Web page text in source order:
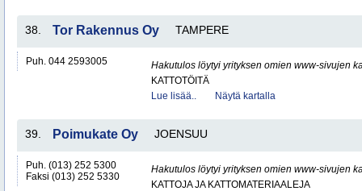
38. Tor Rakennus Oy TAMPERE
Puh. 044 2593005
Hakutulos löytyi yrityksen omien www-sivujen
KATTOTÖITÄ
Lue lisää..
Näytä kartalla
39. Poimukate Oy JOENSUU
Puh. (013) 252 5300
Faksi (013) 252 5330
Hakutulos löytyi yrityksen omien www-sivujen
KATTOJA JA KATTOMATERIAALEJA